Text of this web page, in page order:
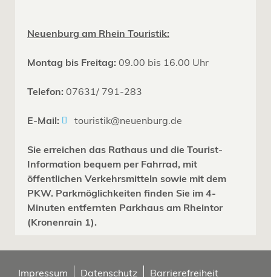
Neuenburg am Rhein Touristik:
Montag bis Freitag: 09.00 bis 16.00 Uhr
Telefon: 07631/ 791-283
E-Mail: touristik@neuenburg.de
Sie erreichen das Rathaus und die Tourist-
Information bequem per Fahrrad, mit
öffentlichen Verkehrsmitteln sowie mit dem
PKW. Parkmöglichkeiten finden Sie im 4-
Minuten entfernten Parkhaus am Rheintor
(Kronenrain 1).
Impressum Datenschutz Barrierefreiheit